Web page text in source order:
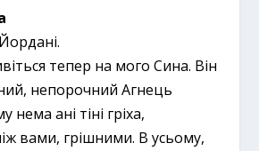
тепер на мого Сина. Він
непорочний Агнець
ані тіні гріха,
вами, грішними. В усьому,